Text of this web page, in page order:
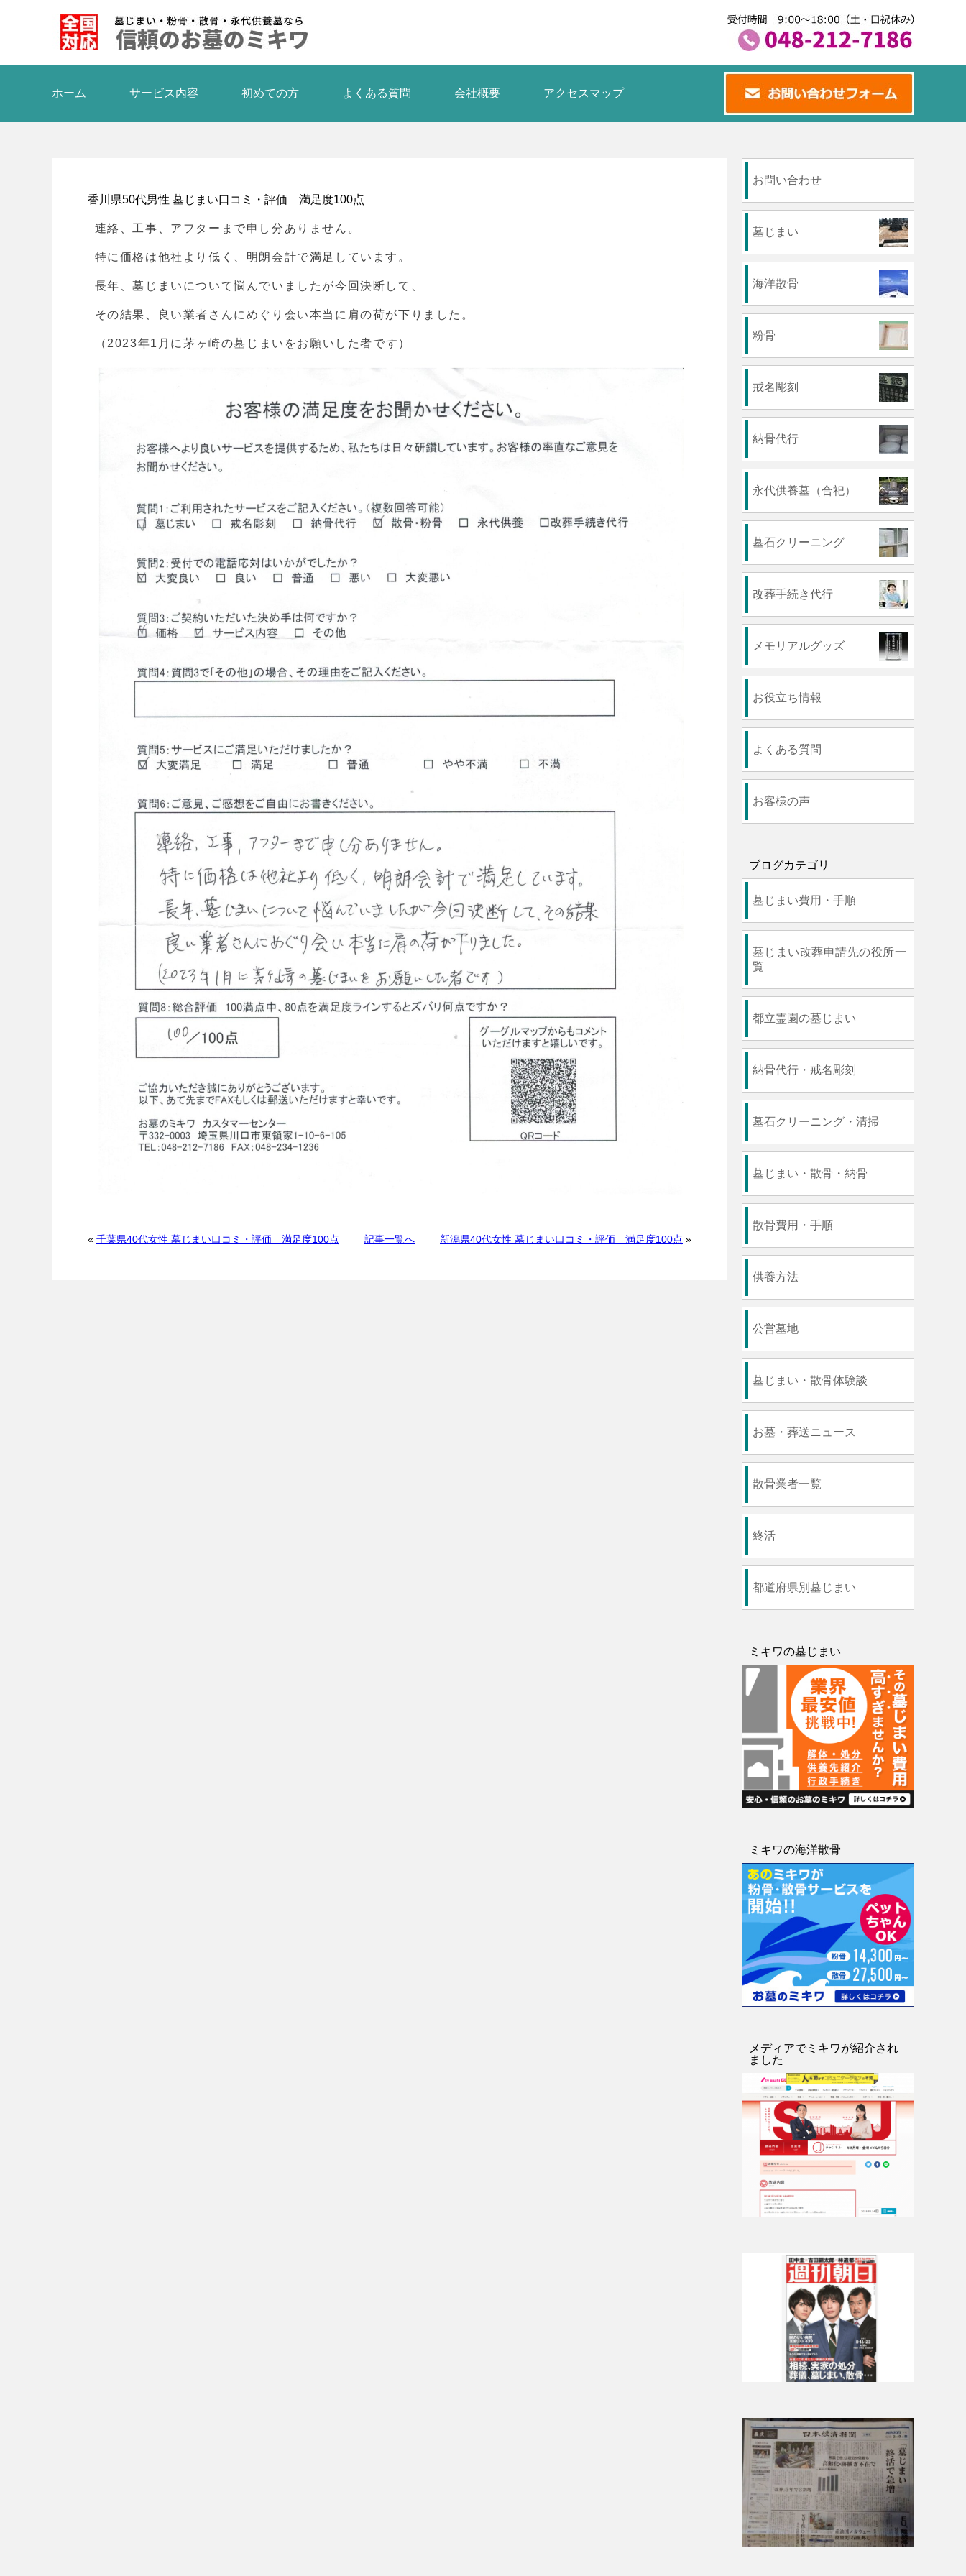
ホーム サービス内容 初めての方 よくある質問 会社概要 アクセスマップ
香川県50代男性 墓じまい口コミ・評価 満足度100点
連絡、工事、アフターまで申し分ありません。
特に価格は他社より低く、明朗会計で満足しています。
長年、墓じまいについて悩んでいましたが今回決断して、
その結果、良い業者さんにめぐり会い本当に肩の荷が下りました。
（2023年1月に茅ヶ崎の墓じまいをお願いした者です）
« 千葉県40代女性 墓じまい口コミ・評価 満足度100点 記事一覧へ 新潟県40代女性 墓じまい口コミ・評価 満足度100点 »
お問い合わせ
墓じまい
海洋散骨
粉骨
戒名彫刻
納骨代行
永代供養墓（合祀）
墓石クリーニング
改葬手続き代行
メモリアルグッズ
お役立ち情報
よくある質問
お客様の声
ブログカテゴリ
墓じまい費用・手順
墓じまい改葬申請先の役所一
覧
都立霊園の墓じまい
納骨代行・戒名彫刻
墓石クリーニング・清掃
墓じまい・散骨・納骨
散骨費用・手順
供養方法
公営墓地
墓じまい・散骨体験談
お墓・葬送ニュース
散骨業者一覧
終活
都道府県別墓じまい
ミキワの墓じまい
ミキワの海洋散骨
メディアでミキワが紹介され
ました